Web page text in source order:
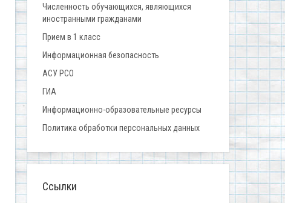
Численность обучающихся, являющихся
иностранными гражданами
Прием в 1 класс
Информационная безопасность
АСУ РСО
ГИА
Информационно-образовательные ресурсы
Политика обработки персональных данных
Ссылки